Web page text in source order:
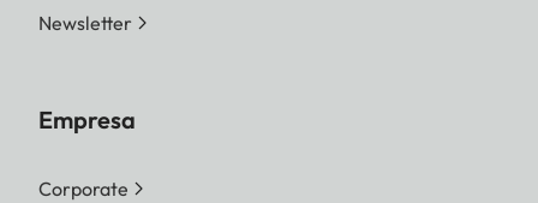
Newsletter
Empresa
Corporate